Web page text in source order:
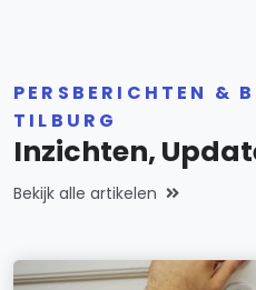
PERSBERICHTEN &
TILBURG
Inzichten,
Bekijk alle artikelen